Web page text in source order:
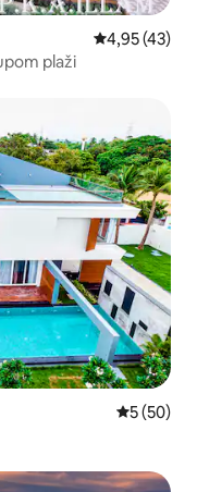
Prosječna
4,95 (43)
plaži
„Odabrali gosti”
Prosječna
5 (50)